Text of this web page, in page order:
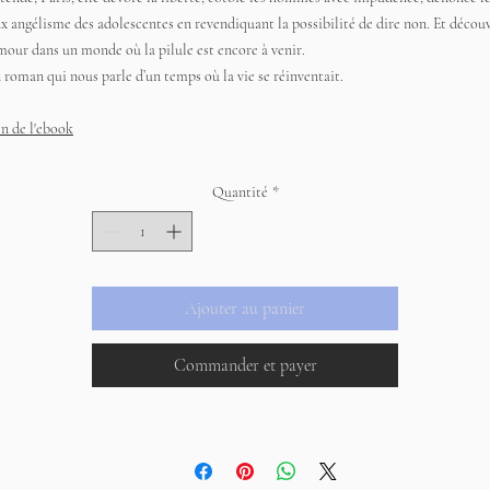
angélisme des adolescentes en revendiquant la possibilité de dire non. Et
dans un monde où la pilule est encore à venir.
roman qui nous parle d’un temps où la vie se réinventait.
de l'ebook
Quantité *
Ajouter au panier
Commander et payer